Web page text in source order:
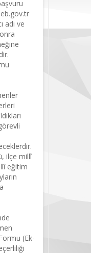
adı ve
ilçe millî
eğitim
(Ek-